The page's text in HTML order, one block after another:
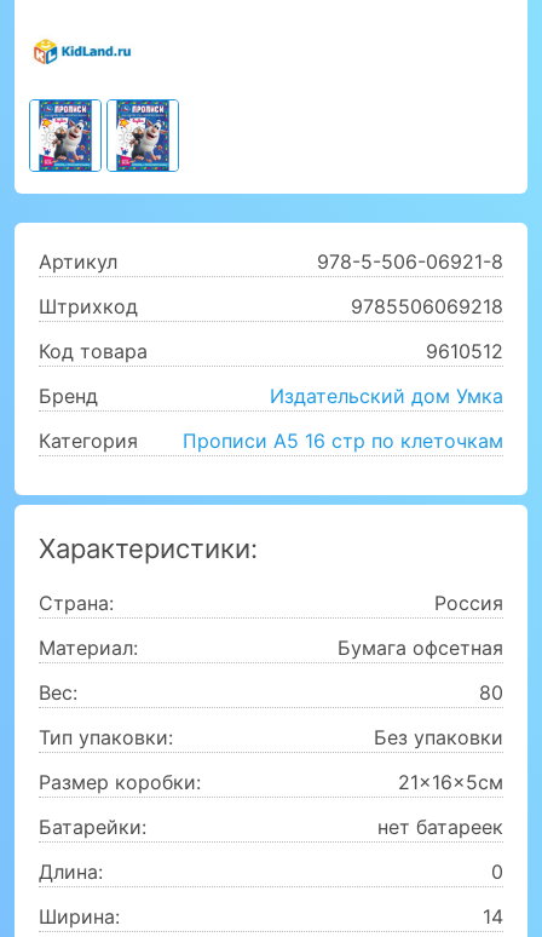
Артикул
978-5-506-06921-8
Штрихкод
9785506069218
Код товара
9610512
Бренд
Издательский дом Умка
Категория
Прописи А5 16 стр по клеточкам
Характеристики:
Страна:
Россия
Материал:
Бумага офсетная
Вес:
80
Тип упаковки:
Без упаковки
Размер коробки:
21x16x5см
Батарейки:
нет батареек
Длина:
0
Ширина:
14